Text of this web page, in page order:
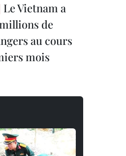
Le Vietnam a
de
au cours
mois